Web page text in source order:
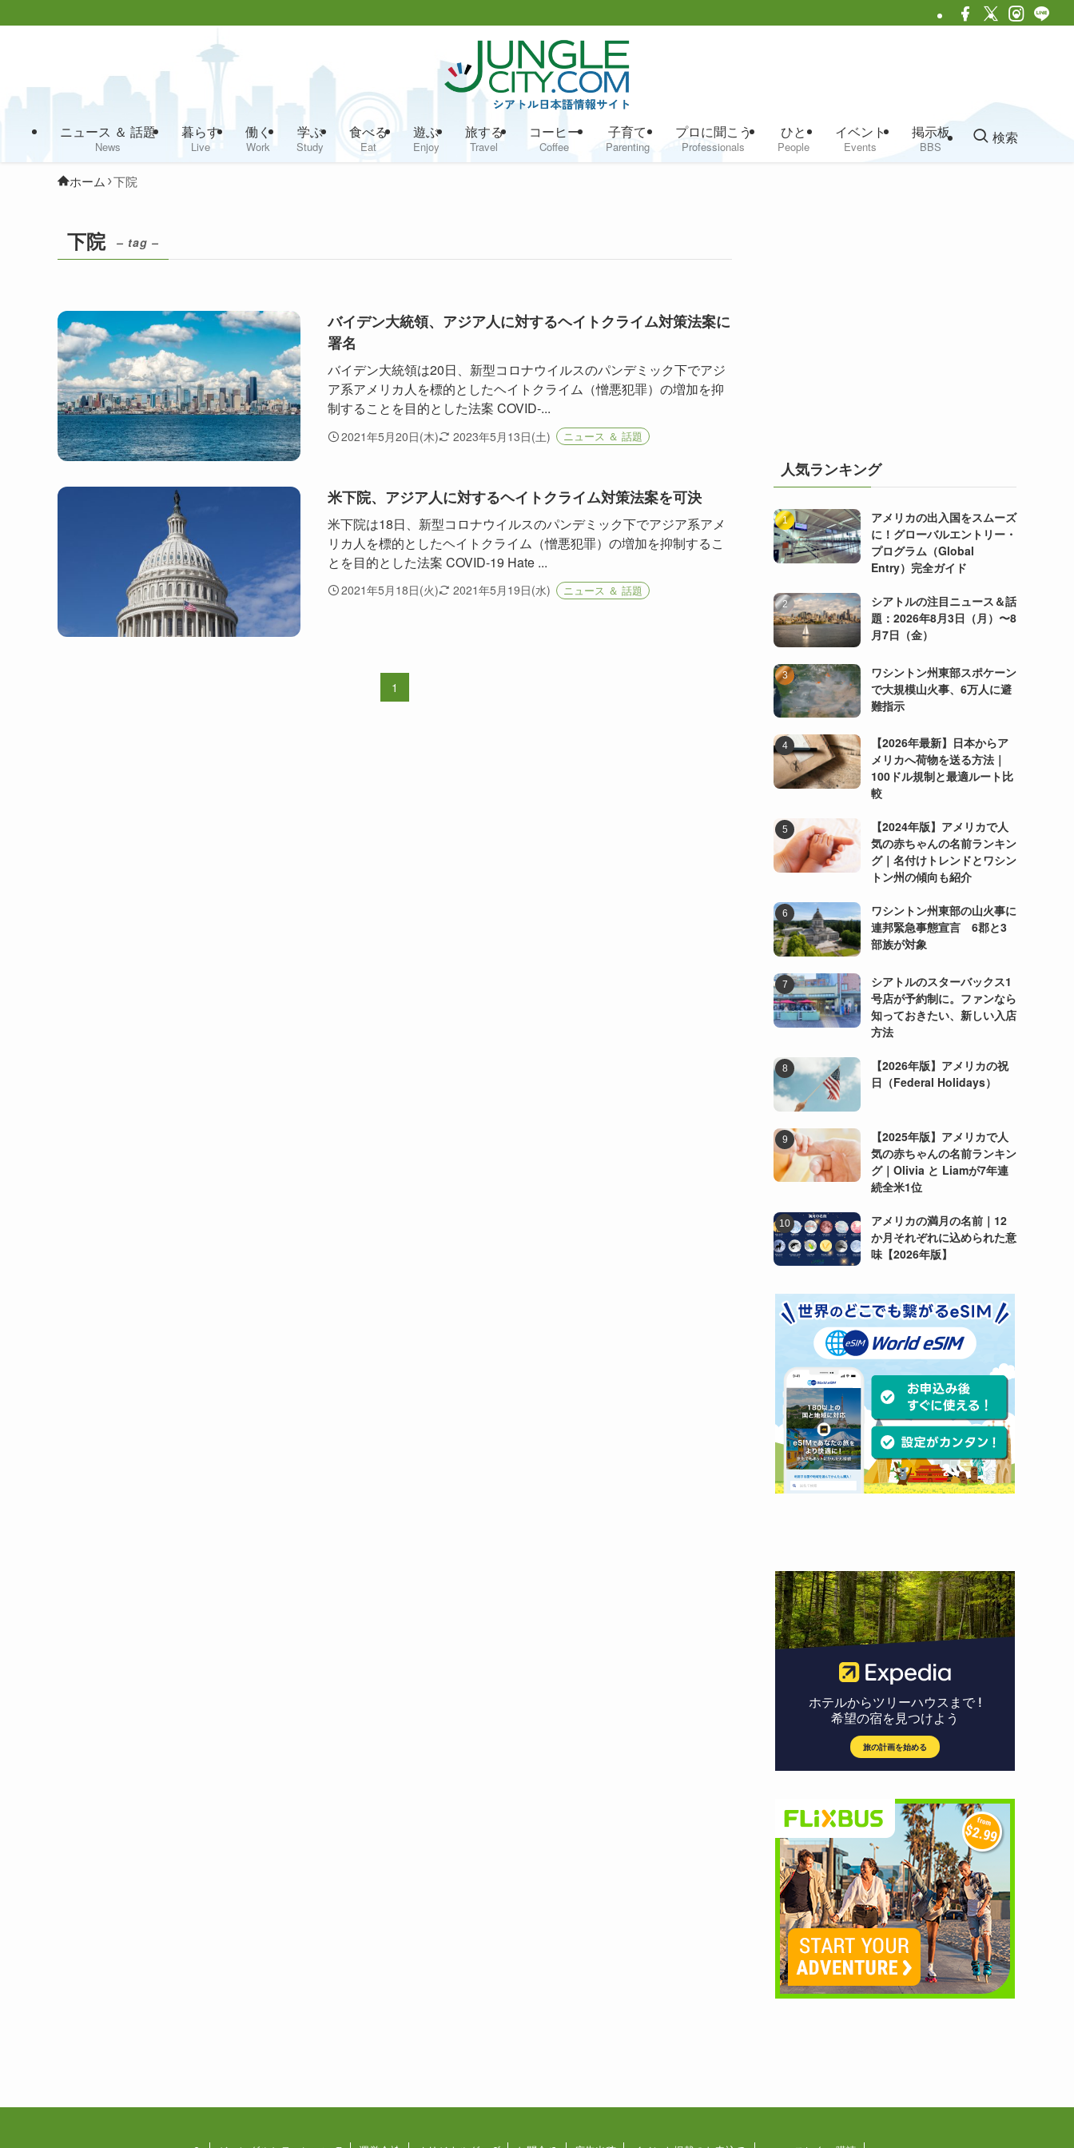
ニュース ＆ 話題
News
暮らす
Live
働く
Work
学ぶ
Study
食べる
Eat
遊ぶ
Enjoy
旅する
Travel
コーヒー
Coffee
子育て
Parenting
プロに聞こう
Professionals
ひと
People
イベント
Events
掲示板
BBS
検索
ホーム 下院
下院 – tag –
バイデン大統領、アジア人に対するヘイトクライム対策法案に
署名
バイデン大統領は20日、新型コロナウイルスのパンデミック下でアジ
ア系アメリカ人を標的としたヘイトクライム（憎悪犯罪）の増加を抑
制することを目的とした法案 COVID-...
2021年5月20日(木) 2023年5月13日(土) ニュース ＆ 話題
米下院、アジア人に対するヘイトクライム対策法案を可決
米下院は18日、新型コロナウイルスのパンデミック下でアジア系アメ
リカ人を標的としたヘイトクライム（憎悪犯罪）の増加を抑制するこ
とを目的とした法案 COVID-19 Hate ...
2021年5月18日(火) 2021年5月19日(水) ニュース ＆ 話題
1
人気ランキング
アメリカの出入国をスムーズ
に！グローバルエントリー・
プログラム（Global
Entry）完全ガイド
シアトルの注目ニュース＆話
題：2026年8月3日（月）〜8
月7日（金）
ワシントン州東部スポケーン
で大規模山火事、6万人に避
難指示
【2026年最新】日本からア
メリカへ荷物を送る方法｜
100ドル規制と最適ルート比
較
【2024年版】アメリカで人
気の赤ちゃんの名前ランキン
グ｜名付けトレンドとワシン
トン州の傾向も紹介
ワシントン州東部の山火事に
連邦緊急事態宣言 6郡と3
部族が対象
シアトルのスターバックス1
号店が予約制に。ファンなら
知っておきたい、新しい入店
方法
【2026年版】アメリカの祝
日（Federal Holidays）
【2025年版】アメリカで人
気の赤ちゃんの名前ランキン
グ｜Olivia と Liamが7年連
続全米1位
アメリカの満月の名前｜12
か月それぞれに込められた意
味【2026年版】